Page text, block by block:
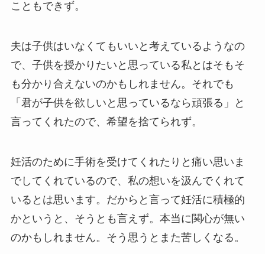
こともできず。
夫は子供はいなくてもいいと考えているようなの
で、子供を授かりたいと思っている私とはそもそ
も分かり合えないのかもしれません。それでも
「君が子供を欲しいと思っているなら頑張る」と
言ってくれたので、希望を捨てられず。
妊活のために手術を受けてくれたりと痛い思いま
でしてくれているので、私の想いを汲んでくれて
いるとは思います。だからと言って妊活に積極的
かというと、そうとも言えず。本当に関心が無い
のかもしれません。そう思うとまた苦しくなる。